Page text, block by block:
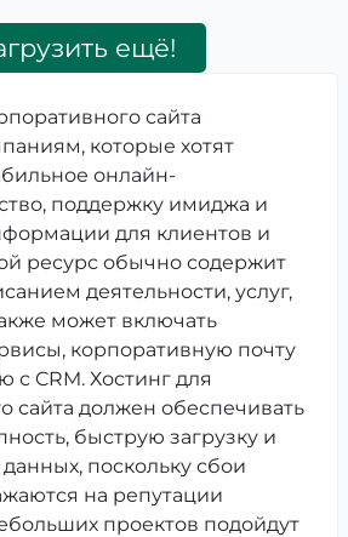
сайта
которые хотят
онлайн-
поддержку имиджа и
для клиентов и
ресурс обычно содержит
деятельности, услуг,
может включать
корпоративную почту
с CRM. Хостинг для
сайта должен обеспечивать
быструю загрузку и
поскольку сбои
на репутации
проектов подойдут
ещё!